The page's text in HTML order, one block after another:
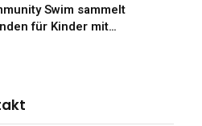
Swim sammelt
für Kinder mit